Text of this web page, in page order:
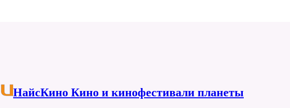
НайсКино Кино и кинофестивали планеты